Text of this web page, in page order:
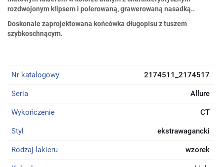
rozdwojonym klipsem i polerowaną, grawerowaną nasadką..
Doskonale zaprojektowana końcówka długopisu z tuszem
szybkoschnącym.
Nr katalogowy 2174511_2174517
Seria Allure
Wykończenie CT
Styl ekstrawagancki
Rodzaj lakieru wzorek